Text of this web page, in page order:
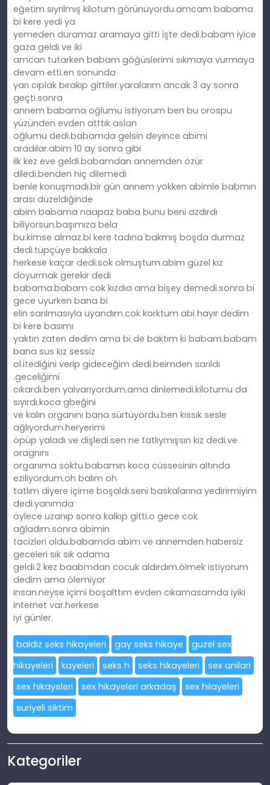
eğetim sıyrılmış kilotum görünüyordu.amcam babama
bi kere yedi ya
yemeden duramaz aramaya gitti işte dedi.babam iyice
gaza geldi ve iki
amcan tutarken babam göğüslerimi sıkmaya vurmaya
devam etti.en sonunda
yarı cıplak bırakıp gittiler.yaralarım ancak 3 ay sonra
geçti.sonra
annem babama oğlumu istiyorum ben bu orospu
yüzünden evden atttık aslan
oğlumu dedi.babamda gelsin deyince abimi
aradılar.abim 10 ay sonra gibi
ilk kez eve geldi.babamdan annemden özür
diledi.benden hiç dilemedi
benle konuşmadı.bir gün annem yokken abimle babmın
arası düzeldiğinde
abim babama naapaz baba bunu beni azdırdı
biliyorsun.başımıza bela
bu.kimse almaz.bi kere tadına bakmış boşda durmaz
dedi.tüpçüye bakkala
herkese kaçar dedi.sok olmuştum.abim güzel kız
doyurmak gerekir dedi
babama.babam cok kızdıa ama bişey demedi.sonra bi
gece uyurken bana bi
elin sarılmasıyla uyandım.cok korktum abi hayır dedim
bi kere basımı
yaktın zaten dedim ama bi de baktım ki babam.babam
bana sus kız sessiz
ol.itediğini verip gideceğim dedi.beimden sarıldı
.geceliğimi
cıkardı.ben yalvarıyordum.ama dinlemedi.kilotumu da
sıyırdı.koca gbeğini
ve kalın organını bana sürtüyordu.ben kıssık sesle
ağlıyordum.heryerimi
öpüp yaladı ve dişledi.sen ne tatlıymışsın kız dedi.ve
oragnını
organıma soktu.babamın koca cüssesinin altında
eziliyordum.oh balım oh
tatlım diyere içime boşaldı.seni baskalarına yedirirmiyim
dedi.yanımda
öylece uzanıp sonra kalkıp gitti.o gece cok
ağladım.sonra abimin
tacizleri oldu.babamda abim ve annemden habersiz
geceleri sık sık odama
geldi.2 kez baabmdan cocuk aldırdım.ölmek istiyorum
dedim ama ölemiyor
insan.neyse içimi boşalttım evden cıkamasamda iyiki
internet var.herkese
iyi günler.
baldız seks hikayeleri gay seks hikaye
guzel sex
hikayeleri
kayeleri seks h seks hikayeleri
sex anilari
sex hikayeleri
sex hikayeleri arkadaş
sex hilayeleri
suriyeli siktim
Kategoriler